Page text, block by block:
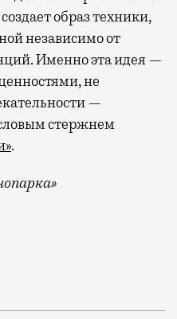
образ техники,
независимо от
Именно эта идея —
не
—
стержнем
.
редко выходят за